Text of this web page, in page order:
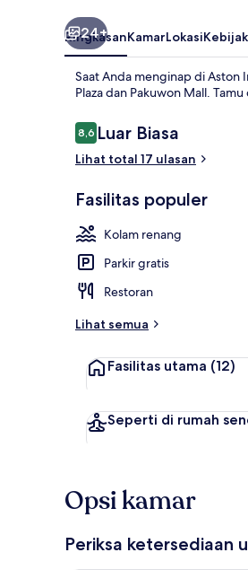
24+
RingkasanKamarLokasi
Saat Anda menginap di Aston
Plaza dan Pakuwon Mall.
Ulasan
8,68,6 dari 10
Luar Biasa
Lihat total 17 ulasan
Fasilitas populer
Kolam renang
Parkir gratis
Restoran
Lihat semua
Fasilitas utama (12)
Seperti di rumah
Opsi kamar
Periksa ketersediaan